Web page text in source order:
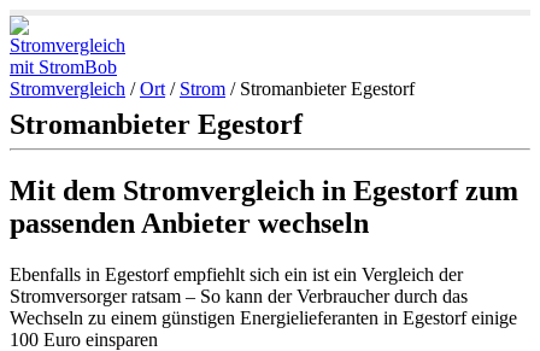
Stromvergleich /Ort / Strom / Stromanbieter Egestorf
Stromanbieter Egestorf
Mit dem Stromvergleich in Egestorf zum
passenden Anbieter wechseln
Ebenfalls in Egestorf empfiehlt sich ein ist ein Vergleich der
Stromversorger ratsam – So kann der Verbraucher durch das
Wechseln zu einem günstigen Energielieferanten in Egestorf einige
100 Euro einsparen